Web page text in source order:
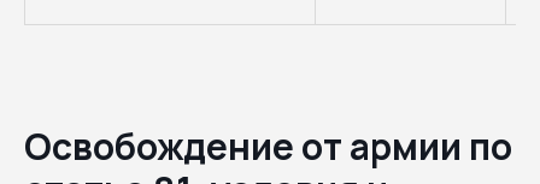
Освобождение от армии по